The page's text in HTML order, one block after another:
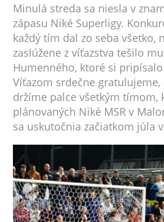
Minulá streda sa niesla v
zápasu Niké Superligy.
každý tím dal zo seba všetko,
zaslúžene z víťazstva tešilo
Humenného, ktoré si
Víťazom srdečne
držíme palce všetkým tímom,
plánovaných Niké MSR v
sa uskutočnia začiatkom júla